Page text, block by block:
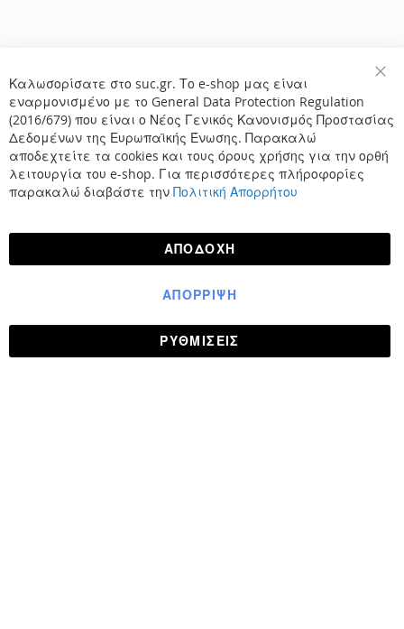
Καλωσορίσατε στο suc.gr. Το e-shop μας είναι
εναρμονισμένο με το General Data Protection Regulation
(2016/679) που είναι ο Νέος Γενικός Κανονισμός Προστασίας
Δεδομένων της Ευρωπαϊκής Ένωσης. Παρακαλώ
αποδεχτείτε τα cookies και τους όρους χρήσης για την ορθή
λειτουργία του e-shop. Για περισσότερες πλήροφορίες
παρακαλώ διαβάστε την Πολιτική Απορρήτου
ΑΠΟΔΟΧΉ
ΡΥΘΜΊΣΕΙΣ
ΑΠΌΡΡΙΨΗ